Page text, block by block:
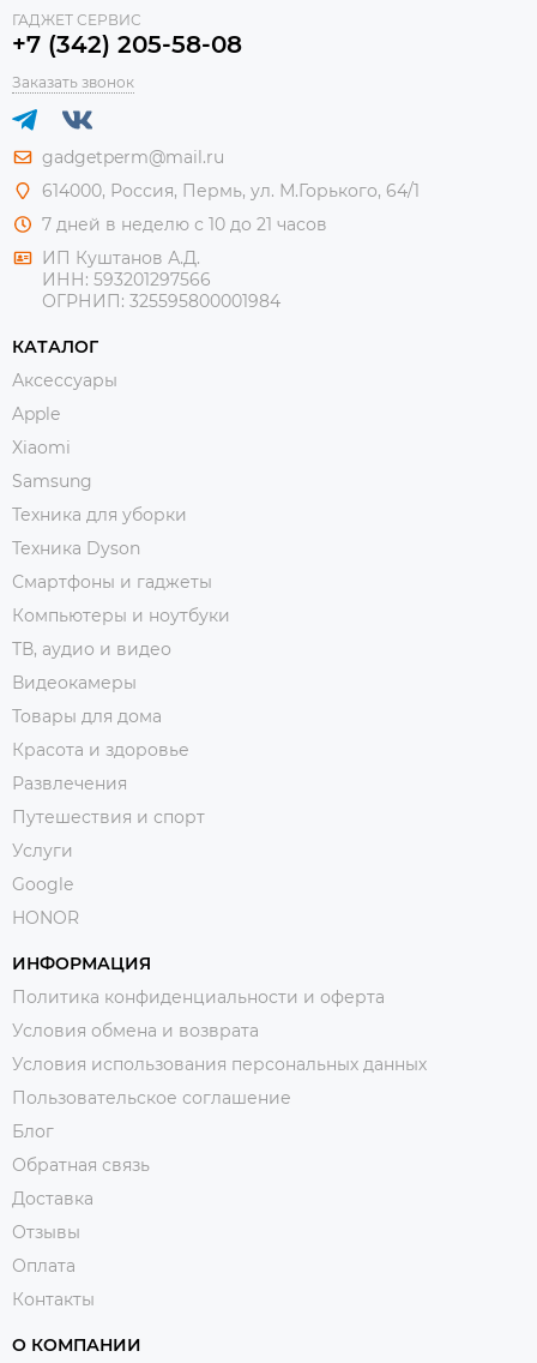
ГАДЖЕТ СЕРВИС
+7 (342) 205-58-08
Заказать звонок
gadgetperm@mail.ru
614000, Россия, Пермь, ул. М.Горького, 64/1
7 дней в неделю с 10 до 21 часов
ИП Куштанов А.Д.
ИНН: 593201297566
ОГРНИП: 325595800001984
КАТАЛОГ
Аксессуары
Apple
Xiaomi
Samsung
Техника для уборки
Техника Dyson
Смартфоны и гаджеты
Компьютеры и ноутбуки
ТВ, аудио и видео
Видеокамеры
Товары для дома
Красота и здоровье
Развлечения
Путешествия и спорт
Услуги
Google
HONOR
ИНФОРМАЦИЯ
Политика конфиденциальности и оферта
Условия обмена и возврата
Условия использования персональных данных
Пользовательское соглашение
Блог
Обратная связь
Доставка
Отзывы
Оплата
Контакты
О КОМПАНИИ